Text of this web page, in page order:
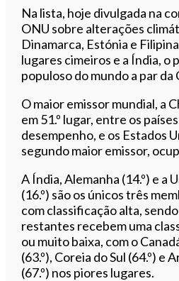
Na lista, hoje divulgada na
ONU sobre alterações
Dinamarca, Estónia e
lugares cimeiros e a Índia, o
populoso do mundo a par da
O maior emissor mundial, a
em 51.º lugar, entre os
desempenho, e os Estados
segundo maior emissor,
A Índia, Alemanha (14.º) e a
(16.º) são os únicos três
com classificação alta,
restantes recebem uma
ou muito baixa, com o
(63.º), Coreia do Sul (64.º) e
(67.º) nos piores lugares.